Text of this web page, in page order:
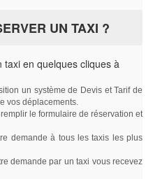
UN TAXI ?
taxi en quelques cliques à
un système de Devis et Tarif de
vos déplacements.
le formulaire de réservation et
demande à tous les taxis les plus
demande par un taxi vous recevez